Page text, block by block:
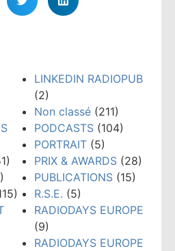
LINKEDIN RADIOPUB
(2)
Non classé (211)
PODCASTS (104)
PORTRAIT (5)
PRIX & AWARDS (28)
PUBLICATIONS (15)
R.S.E. (5)
RADIODAYS EUROPE
(9)
RADIODAYS EUROPE